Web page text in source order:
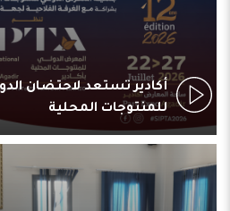
للمنتوجات المحلية